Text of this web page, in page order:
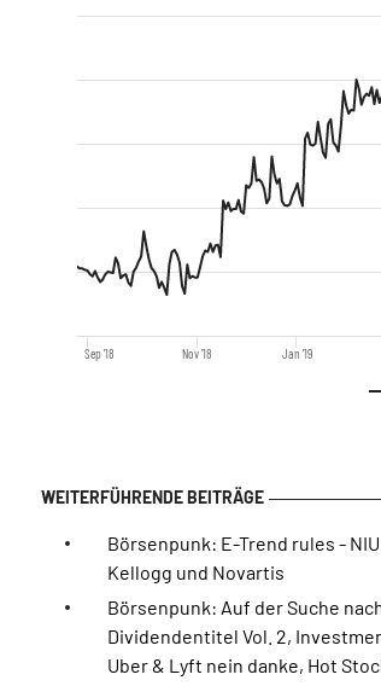
Sep '18 Nov '18 Jan '19
Börsenpunk: E-Trend rules -
Kellogg und Novartis
Börsenpunk: Auf der Suche
Dividendentitel Vol. 2,
Uber & Lyft nein danke, Hot